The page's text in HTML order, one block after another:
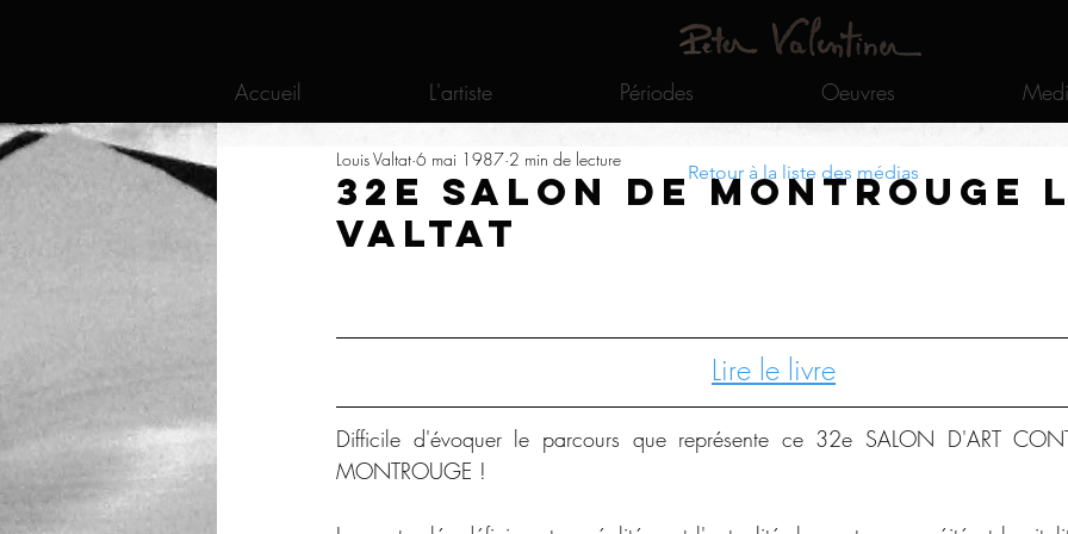
Accueil L'artiste Périodes Oeuvres
32e Salon de Montrouge
Valtat
Louis Valtat 6 mai 1987 2 min de lecture
Lire le livre
Difficile d'évoquer le parcours que représente ce 32e SALON D'ART
MONTROUGE !
Retour à la liste des médias